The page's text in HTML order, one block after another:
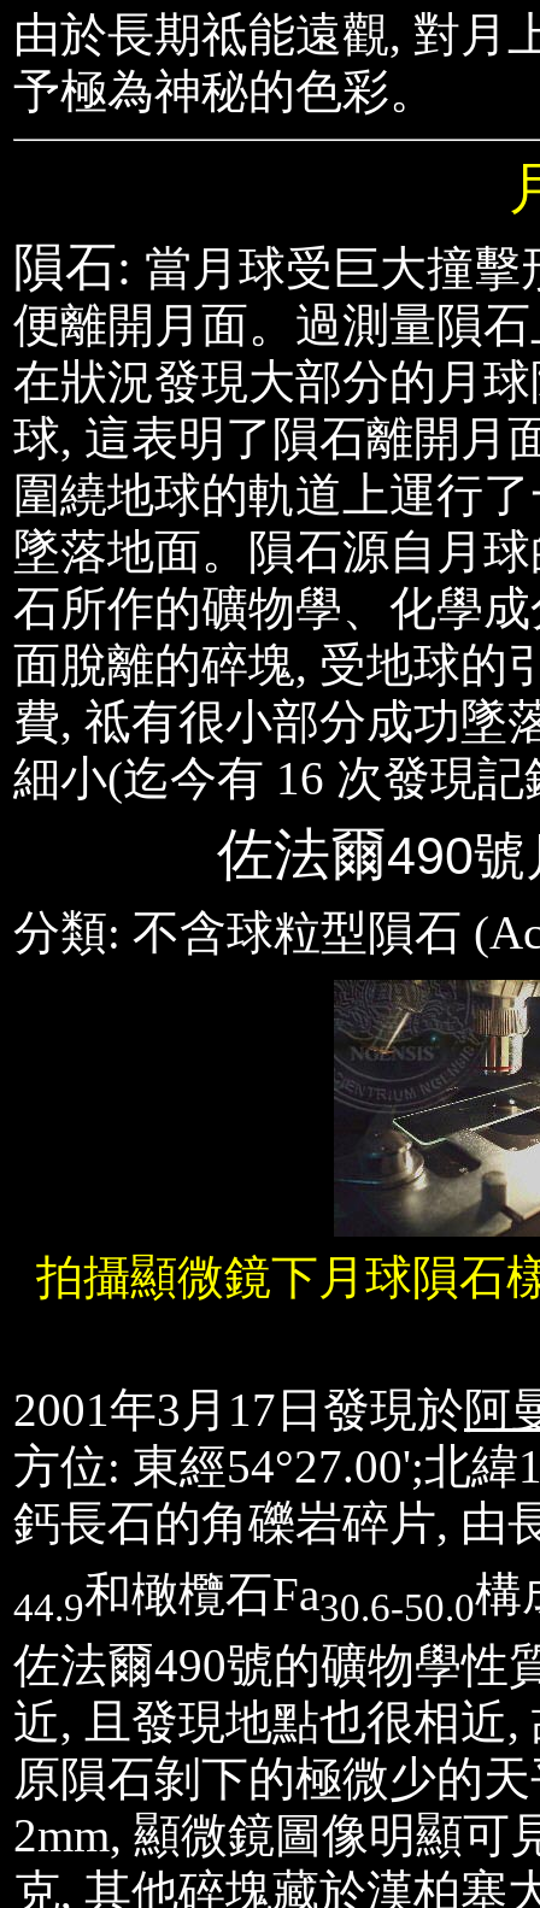
由於長期祗能遠觀, 對月
予極為神秘的色彩。
隕石: 當月球受巨大撞
便離開月面。過測量隕
在狀況發現大部分的月
球, 這表明了隕石離開月
圍繞地球的軌道上運行
墜落地面。隕石源自月
石所作的礦物學、化學
面脫離的碎塊, 受地球的
費, 祗有很小部分成功墜
細小(迄今有 16 次發現
佐法爾490號
分類: 不含球粒型隕石 (
拍攝顯微鏡下月球隕石
2001年3 月 17 日發現於阿
方位: 東經54°27.00';北緯
鈣長石的角礫岩碎片, 由
44.9和橄欖石Fa30.6-50.0構
佐法爾490號的礦物學性
近, 且發現地點也很相近,
原隕石剝下的極微少的
2mm, 顯微鏡圖像明顯可
克, 其他碎塊藏於漢柏塞